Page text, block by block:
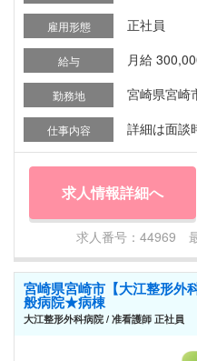
雇用形態 正社員
給与 月給
勤務地 宮崎県宮崎
仕事内容 詳細は面談
求人情報詳細へ
求人番号：44969
宮崎県宮崎市【大江整形外
般病院★病棟
大江整形外科病院 / 准看護師 正社員